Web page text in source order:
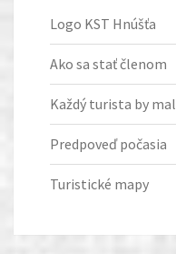
Logo KST Hnúšťa
Ako sa stať členom
Každý turista by mal
Predpoveď počasia
Turistické mapy